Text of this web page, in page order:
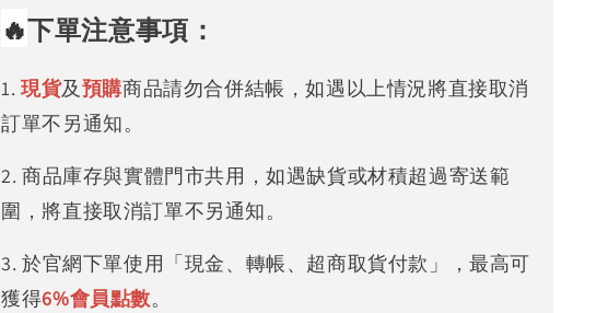
🔥下單注意事項：
1. 現貨及預購商品請勿合併結帳，如遇以上情況將直接取消
訂單不另通知。
2. 商品庫存與實體門市共用，如遇缺貨或材積超過寄送範
圍，將直接取消訂單不另通知。
3. 於官網下單使用「現金、轉帳、超商取貨付款」，最高可
獲得6%會員點數。